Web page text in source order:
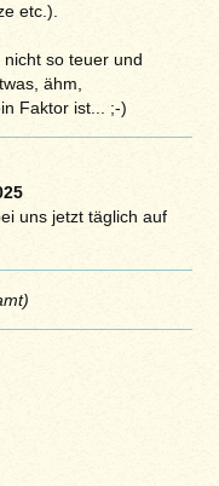
etc.).
so teuer und
ähm,
Faktor ist... ;-)
uns jetzt täglich auf